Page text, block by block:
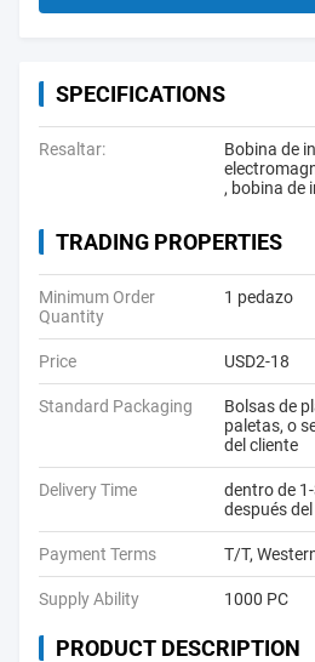
SPECIFICATIONS
Resaltar:
Bobina de
, bobina de
TRADING PROPERTIES
Minimum Order
Quantity
1 pedazo
Price USD2-18
Standard Packaging
Bolsas de
paletas, o
del cliente
Delivery Time
dentro de
después
Payment Terms T/T,
Supply Ability 1000 PC
PRODUCT DESCRIPTION